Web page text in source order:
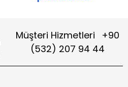
Müşteri Hizmetleri
+90
(532) 207 94 44